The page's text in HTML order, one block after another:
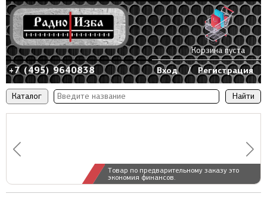
Каталог
Товар по предварительному заказу это
экономия финансов.
+7 (495) 9640838 Вход / Регистрация
Корзина пуста